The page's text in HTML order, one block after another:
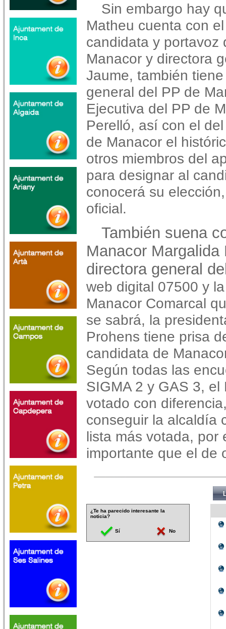
Sin embargo hay
Matheu cuenta con
candidata y portavoz
Manacor y directora
Jaume, también
general del PP de
Ejecutiva del PP de
Perelló, así con el
de Manacor el
otros miembros del
para designar al
conocerá su
oficial.
También suena
Manacor
directora general
web digital 07500 y
Manacor Comarcal
se sabrá, la
Prohens tiene prisa
candidata de
Según todas las
SIGMA 2 y GAS 3,
votado con
conseguir la alcaldía
lista más votada, por
importante que el
¿Te ha parecido interesante la
noticia?
Sí No